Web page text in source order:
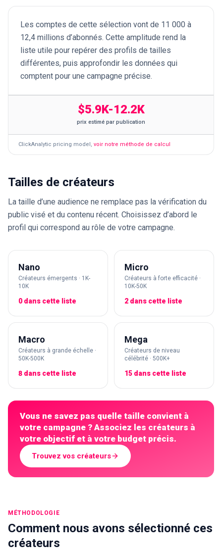
Les comptes de cette sélection vont de 11 000 à
12,4 millions d’abonnés. Cette amplitude rend la
liste utile pour repérer des profils de tailles
différentes, puis approfondir les données qui
comptent pour une campagne précise.
$5.9K-12.2K
prix estimé par publication
ClickAnalytic pricing model voir notre méthode de calcul
Tailles de créateurs
La taille d’une audience ne remplace pas la vérification du
public visé et du contenu récent. Choisissez d’abord le
profil qui correspond au rôle de votre campagne.
Nano
Créateurs émergents · 1K-
10K
0 dans cette liste
Micro
Créateurs à forte efficacité ·
10K-50K
2 dans cette liste
Macro
Créateurs à grande échelle ·
50K-500K
8 dans cette liste
Mega
Créateurs de niveau
célébrité · 500K+
15 dans cette liste
Vous ne savez pas quelle taille convient à
votre campagne ? Associez les créateurs à
votre objectif et à votre budget précis.
Trouvez vos créateurs
MÉTHODOLOGIE
Comment nous avons sélectionné ces
créateurs